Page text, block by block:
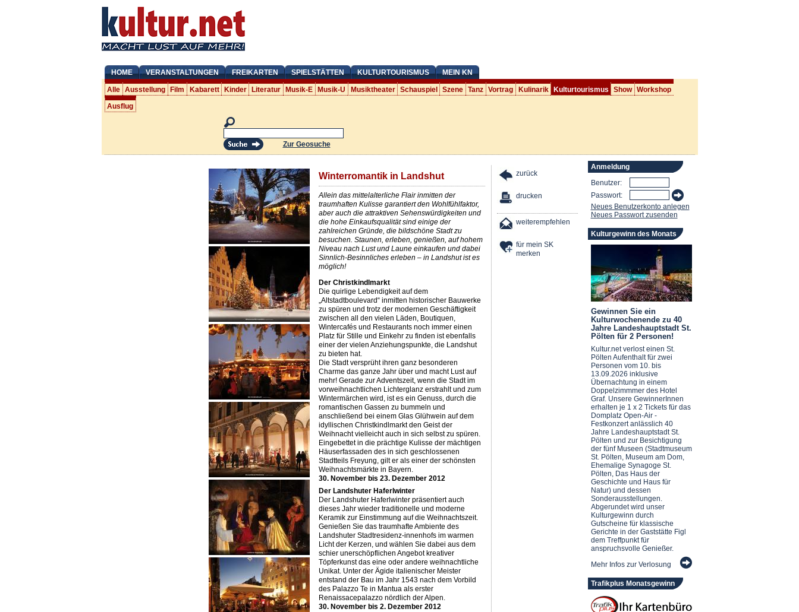
HOME VERANSTALTUNGEN FREIKARTEN SPIELSTÄTTEN KULTURTOURISMUS MEIN KN
Alle Ausstellung Film Kabarett Kinder Literatur Musik-E Musik-U Musiktheater Schauspiel Szene Tanz Vortrag Kulinarik Kulturtourismus Show Workshop
Ausflug
Zur Geosuche
Winterromantik in Landshut
Allein das mittelalterliche Flair inmitten der
traumhaften Kulisse garantiert den Wohlfühlfaktor,
aber auch die attraktiven Sehenswürdigkeiten und
die hohe Einkaufsqualität sind einige der
zahlreichen Gründe, die bildschöne Stadt zu
besuchen. Staunen, erleben, genießen, auf hohem
Niveau nach Lust und Laune einkaufen und dabei
Sinnlich-Besinnliches erleben – in Landshut ist es
möglich!
Der Christkindlmarkt
Die quirlige Lebendigkeit auf dem
„Altstadtboulevard“ inmitten historischer Bauwerke
zu spüren und trotz der modernen Geschäftigkeit
zwischen all den vielen Läden, Boutiquen,
Wintercafés und Restaurants noch immer einen
Platz für Stille und Einkehr zu finden ist ebenfalls
einer der vielen Anziehungspunkte, die Landshut
zu bieten hat.
Die Stadt versprüht ihren ganz besonderen
Charme das ganze Jahr über und macht Lust auf
mehr! Gerade zur Adventszeit, wenn die Stadt im
vorweihnachtlichen Lichterglanz erstrahlt und zum
Wintermärchen wird, ist es ein Genuss, durch die
romantischen Gassen zu bummeln und
anschließend bei einem Glas Glühwein auf dem
idyllischen Christkindlmarkt den Geist der
Weihnacht vielleicht auch in sich selbst zu spüren.
Eingebettet in die prächtige Kulisse der mächtigen
Häuserfassaden des in sich geschlossenen
Stadtteils ­Freyung, gilt er als einer der schönsten
Weihnachtsmärkte in Bayern.
30. November bis 23. Dezember 2012
Der Landshuter Haferlwinter
Der Landshuter Haferlwinter präsentiert auch
dieses Jahr wieder traditionelle und moderne
Keramik zur Einstimmung auf die Weihnachtszeit.
Genießen Sie das traumhafte Ambiente des
Landshuter Stadtresidenz-innenhofs im warmen
Licht der Kerzen, und wählen Sie dabei aus dem
schier unerschöpflichen Angebot kreativer
Töpferkunst das eine oder andere weihnachtliche
Unikat. Unter der Ägide italienischer Meister
entstand der Bau im Jahr 1543 nach dem Vorbild
des Palazzo Te in Mantua als erster
Renaissacepalazzo nördlich der Alpen.
30. November bis 2. Dezember 2012
zurück
drucken
weiterempfehlen
für mein SK
merken
Anmeldung
Benutzer:
Passwort:
Neues Benutzerkonto anlegen
Neues Passwort zusenden
Kulturgewinn des Monats
Gewinnen Sie ein
Kulturwochenende zu 40
Jahre Landeshauptstadt St.
Pölten für 2 Personen!
Kultur.net verlost einen St.
Pölten Aufenthalt für zwei
Personen vom 10. bis
13.09.2026 inklusive
Übernachtung in einem
Doppelzimmmer des Hotel
Graf. Unsere GewinnerInnen
erhalten je 1 x 2 Tickets für das
Domplatz Open-Air -
Festkonzert anlässlich 40
Jahre Landeshauptstadt St.
Pölten und zur Besichtigung
der fünf Museen (Stadtmuseum
St. Pölten, Museum am Dom,
Ehemalige Synagoge St.
Pölten, Das Haus der
Geschichte und Haus für
Natur) und dessen
Sonderausstellungen.
Abgerundet wird unser
Kulturgewinn durch
Gutscheine für klassische
Gerichte in der Gaststätte Figl
dem Treffpunkt für
anspruchsvolle Genießer.
Mehr Infos zur Verlosung
Trafikplus Monatsgewinn